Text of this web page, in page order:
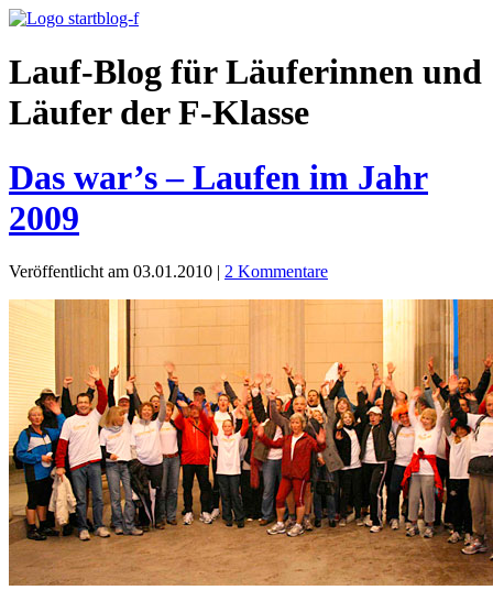
Lauf-Blog für Läuferinnen und
Läufer der F-Klasse
Das war’s – Laufen im Jahr
2009
Veröffentlicht am 03.01.2010 | 2 Kommentare